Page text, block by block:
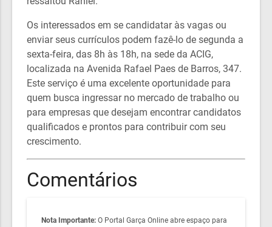
Os interessados em se candidatar às vagas ou
enviar seus currículos podem fazê-lo de segunda a
sexta-feira, das 8h às 18h, na sede da ACIG,
localizada na Avenida Rafael Paes de Barros, 347.
Este serviço é uma excelente oportunidade para
quem busca ingressar no mercado de trabalho ou
para empresas que desejam encontrar candidatos
qualificados e prontos para contribuir com seu
crescimento.
Comentários
Nota Importante: O Portal Garça Online abre espaço para